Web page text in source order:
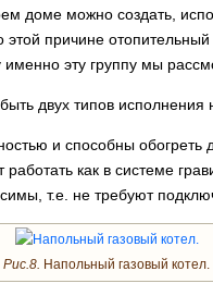
доме можно создать,
этой причине
именно эту группу мы
двух типов
и способны
как в системе
т.е. не требуют
Рис.8. Напольный газовый котел.